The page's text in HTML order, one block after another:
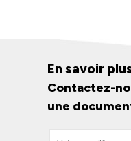
En savoir
Contactez-
une